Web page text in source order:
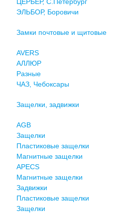
ЭЛЬБОР, Боровичи
Замки почтовые и щитовые
AVERS
АЛЛЮР
Разные
ЧАЗ, Чебоксары
Защелки, задвижки
AGB
Защелки
Пластиковые защелки
Магнитные защелки
APECS
Магнитные защелки
Задвижки
Пластиковые защелки
Защелки